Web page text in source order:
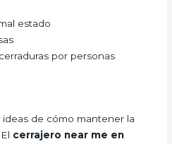
estado
por personas
de cómo mantener la
cerrajero near me en